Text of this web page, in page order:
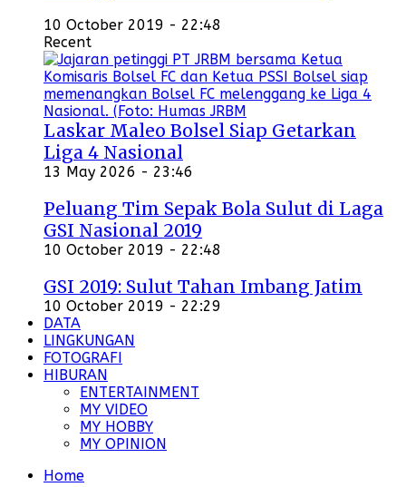
10 October 2019 - 22:48
Recent
Laskar Maleo Bolsel Siap Getarkan
Liga 4 Nasional
13 May 2026 - 23:46
Peluang Tim Sepak Bola Sulut di Laga
GSI Nasional 2019
10 October 2019 - 22:48
GSI 2019: Sulut Tahan Imbang Jatim
10 October 2019 - 22:29
DATA
LINGKUNGAN
FOTOGRAFI
HIBURAN
ENTERTAINMENT
MY VIDEO
MY HOBBY
MY OPINION
Home